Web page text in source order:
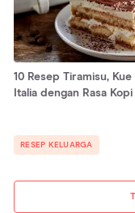
10 Resep Tiramisu, Kue
Italia dengan Rasa Kopi
RESEP KELUARGA